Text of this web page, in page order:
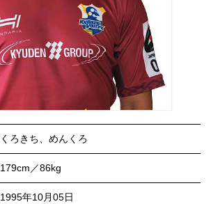
くろきち、めんくろ
179cm／86kg
1995年10月05日